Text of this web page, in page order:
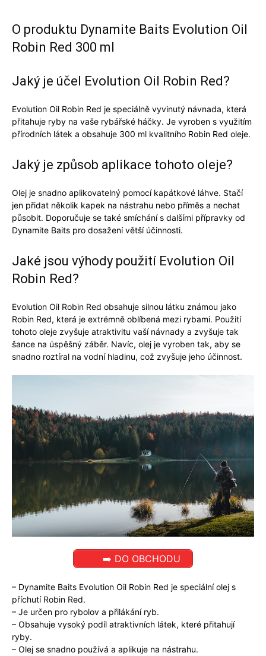
O produktu Dynamite Baits Evolution Oil
Robin Red 300 ml
Jaký je účel Evolution Oil Robin Red?
Evolution Oil Robin Red je speciálně vyvinutý návnada, která
přitahuje ryby na vaše rybářské háčky. Je vyroben s využitím
přírodních látek a obsahuje 300 ml kvalitního Robin Red oleje.
Jaký je způsob aplikace tohoto oleje?
Olej je snadno aplikovatelný pomocí kapátkové láhve. Stačí
jen přidat několik kapek na nástrahu nebo příměs a nechat
působit. Doporučuje se také smíchání s dalšími přípravky od
Dynamite Baits pro dosažení větší účinnosti.
Jaké jsou výhody použití Evolution Oil
Robin Red?
Evolution Oil Robin Red obsahuje silnou látku známou jako
Robin Red, která je extrémně oblíbená mezi rybami. Použití
tohoto oleje zvyšuje atraktivitu vaší návnady a zvyšuje tak
šance na úspěšný záběr. Navíc, olej je vyroben tak, aby se
snadno roztíral na vodní hladinu, což zvyšuje jeho účinnost.
➡️ DO OBCHODU
– Dynamite Baits Evolution Oil Robin Red je speciální olej s
příchutí Robin Red.
– Je určen pro rybolov a přilákání ryb.
– Obsahuje vysoký podíl atraktivních látek, které přitahují
ryby.
– Olej se snadno používá a aplikuje na nástrahu.